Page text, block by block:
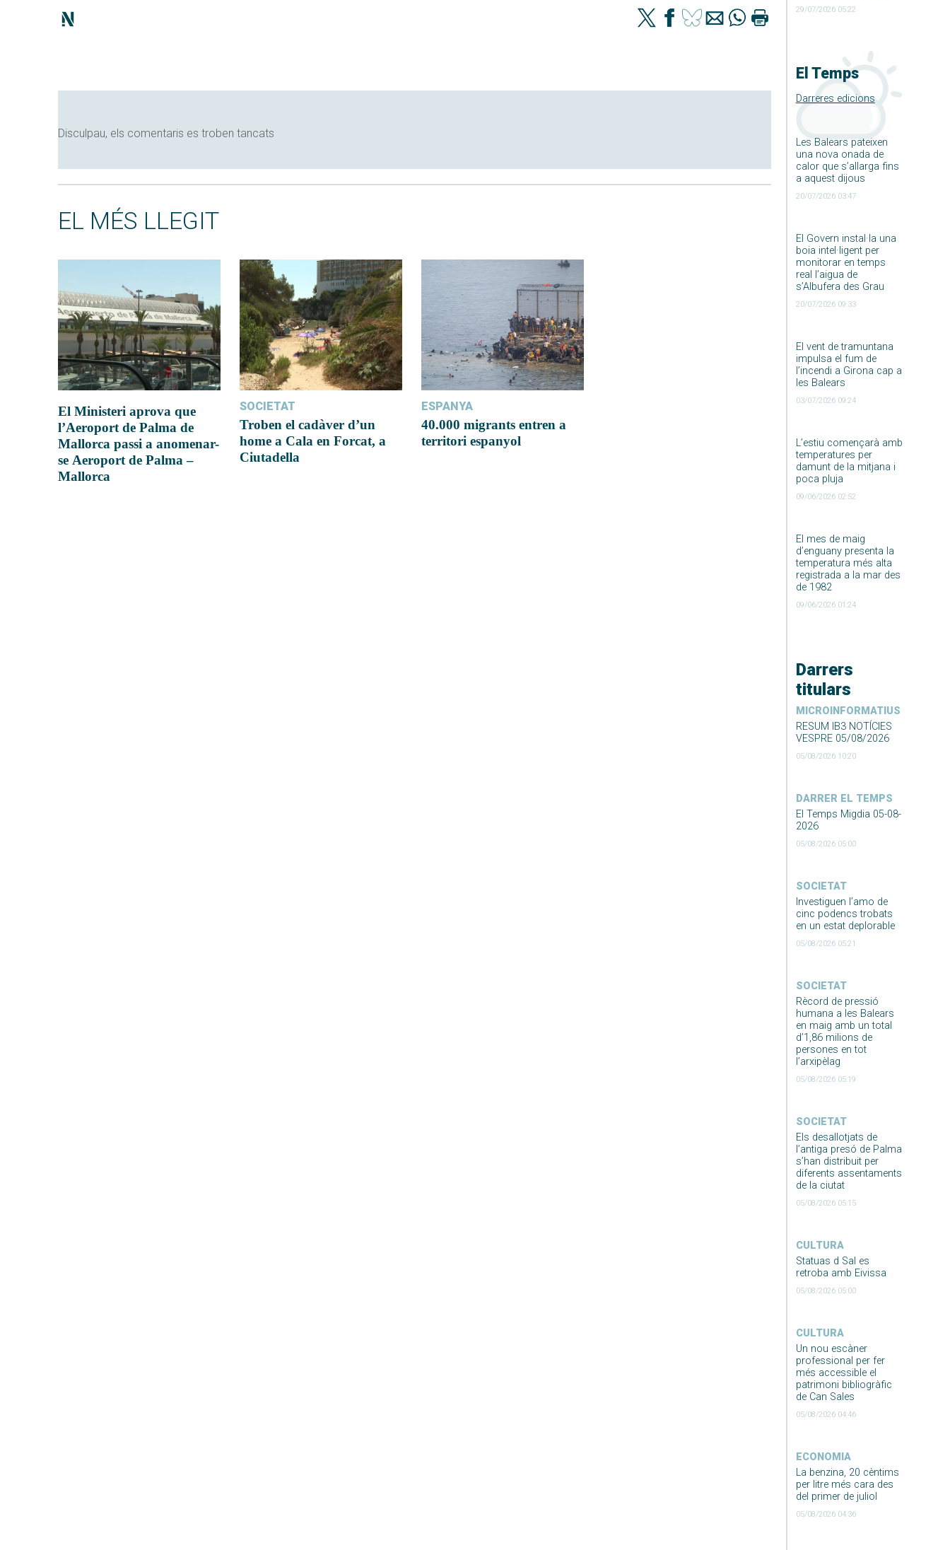
29/07/2026 05:22
El Temps
Darreres edicions
Les Balears pateixen
una nova onada de
calor que s’allarga fins
a aquest dijous
20/07/2026 03:47
El Govern instal·la una
boia intel·ligent per
monitorar en temps
real l’aigua de
s’Albufera des Grau
20/07/2026 09:33
El vent de tramuntana
impulsa el fum de
l’incendi a Girona cap a
les Balears
03/07/2026 09:24
L’estiu començarà amb
temperatures per
damunt de la mitjana i
poca pluja
09/06/2026 02:52
El mes de maig
d’enguany presenta la
temperatura més alta
registrada a la mar des
de 1982
09/06/2026 01:24
Darrers
titulars
MICROINFORMATIUS
RESUM IB3 NOTÍCIES
VESPRE 05/08/2026
05/08/2026 10:20
DARRER EL TEMPS
El Temps Migdia 05-08-
2026
05/08/2026 05:00
SOCIETAT
Investiguen l’amo de
cinc podencs trobats
en un estat deplorable
05/08/2026 05:21
SOCIETAT
Rècord de pressió
humana a les Balears
en maig amb un total
d’1,86 milions de
persones en tot
l’arxipèlag
05/08/2026 05:19
SOCIETAT
Els desallotjats de
l’antiga presó de Palma
s’han distribuit per
diferents assentaments
de la ciutat
05/08/2026 05:15
CULTURA
Statuas d Sal es
retroba amb Eivissa
05/08/2026 05:00
CULTURA
Un nou escàner
professional per fer
més accessible el
patrimoni bibliogràfic
de Can Sales
05/08/2026 04:46
ECONOMIA
La benzina, 20 cèntims
per litre més cara des
del primer de juliol
05/08/2026 04:36
Disculpau, els comentaris es troben tancats
EL MÉS LLEGIT
El Ministeri aprova que
l’Aeroport de Palma de
Mallorca passi a anomenar-
se Aeroport de Palma –
Mallorca
SOCIETAT
Troben el cadàver d’un
home a Cala en Forcat, a
Ciutadella
ESPANYA
40.000 migrants entren a
territori espanyol